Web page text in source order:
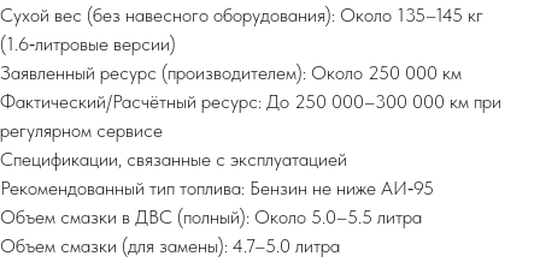
Сухой вес (без навесного оборудования): Около 135–145 кг
(1.6‑литровые версии)
Заявленный ресурс (производителем): Около 250 000 км
Фактический/Расчётный ресурс: До 250 000–300 000 км при
регулярном сервисе
Спецификации, связанные с эксплуатацией
Рекомендованный тип топлива: Бензин не ниже АИ‑95
Объем смазки в ДВС (полный): Около 5.0–5.5 литра
Объем смазки (для замены): 4.7–5.0 литра